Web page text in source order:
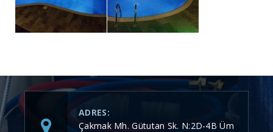
ADRES:
Çakmak Mh. Gütutan Sk. N:2D-4B Üm